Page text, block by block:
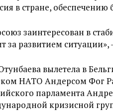
в стране,
заинтересован в
за развитием
вылетела в
НАТО Андерсом Фог
парламента
кризисной